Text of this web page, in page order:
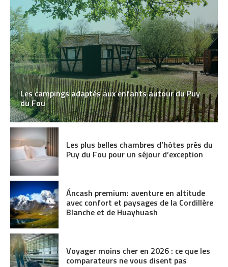
Les campings adaptés aux enfants autour du Puy
du Fou
Les plus belles chambres d’hôtes près du
Puy du Fou pour un séjour d’exception
Áncash premium: aventure en altitude
avec confort et paysages de la Cordillère
Blanche et de Huayhuash
Voyager moins cher en 2026 : ce que les
comparateurs ne vous disent pas